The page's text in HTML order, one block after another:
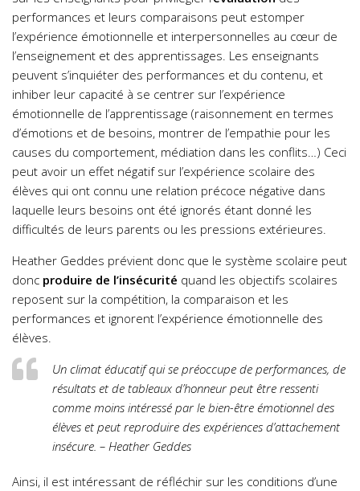
performances et leurs comparaisons peut estomper
l’expérience émotionnelle et interpersonnelles au cœur de
l’enseignement et des apprentissages. Les enseignants
peuvent s’inquiéter des performances et du contenu, et
inhiber leur capacité à se centrer sur l’expérience
émotionnelle de l’apprentissage (raisonnement en termes
d’émotions et de besoins, montrer de l’empathie pour les
causes du comportement, médiation dans les conflits…) Ceci
peut avoir un effet négatif sur l’expérience scolaire des
élèves qui ont connu une relation précoce négative dans
laquelle leurs besoins ont été ignorés étant donné les
difficultés de leurs parents ou les pressions extérieures.
Heather Geddes prévient donc que le système scolaire peut
donc produire de l’insécurité quand les objectifs scolaires
reposent sur la compétition, la comparaison et les
performances et ignorent l’expérience émotionnelle des
élèves.
Un climat éducatif qui se préoccupe de performances, de
résultats et de tableaux d’honneur peut être ressenti
comme moins intéressé par le bien-être émotionnel des
élèves et peut reproduire des expériences d’attachement
insécure. – Heather Geddes
Ainsi, il est intéressant de réfléchir sur les conditions d’une